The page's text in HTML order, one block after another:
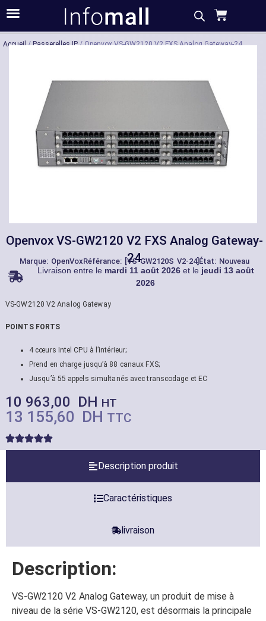
Acheter Description Caractéristiques
Accueil/Passerelles IP/ Openvox VS-GW2120 V2 FXS Analog Gateway-24
Openvox VS-GW2120 V2 FXS Analog Gateway-
24
Marque: OpenVoxRéférance: [VS-GW2120S V2-24] État: Nouveau
Livraison entre le mardi 11 août 2026et le jeudi 13 août
2026
VS-GW2120 V2 Analog Gateway
POINTS FORTS
4 cœurs Intel CPU à l’intérieur;
Prend en charge jusqu’à 88 canaux FXS;
Jusqu’à 55 appels simultanés avec transcodage et EC
10 963,00 DH HT
13 155,60 DH TTC
Description produit
Caractéristiques
livraison
Description:
VS-GW2120 V2 Analog Gateway, un produit de mise à
niveau de la série VS-GW2120, est désormais la principale